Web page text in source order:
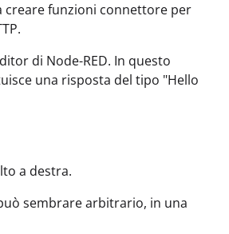
creare funzioni connettore per
di Node-RED. In questo
una risposta del tipo "Hello
a destra.
sembrare arbitrario, in una